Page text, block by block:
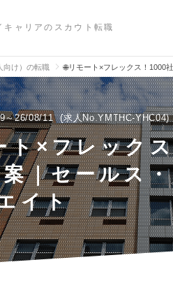
キャリアのスカウト転職
向け）の転職 🌐リモート×フレックス！1000
～26/08/11 求人No.YMTHC-YHC04
ト×フレック
｜セールス
イト